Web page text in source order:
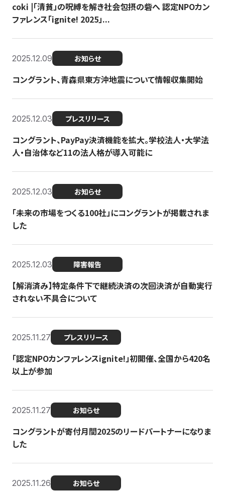
coki |「清貧」の呪縛を解き社会包摂の砦へ 認定NPOカン
ファレンス「ignite! 2025」...
2025.12.09 お知らせ
コングラント、青森県東方沖地震について情報収集開始
2025.12.03 プレスリリース
コングラント、PayPay決済機能を拡大。学校法人・大学法
人・自治体など11の法人格が導入可能に
2025.12.03 お知らせ
「未来の市場をつくる100社」にコングラントが掲載されま
した
2025.12.03 障害報告
【解消済み】特定条件下で継続決済の次回決済が自動実行
されない不具合について
2025.11.27 プレスリリース
「認定NPOカンファレンスignite!」初開催、全国から420名
以上が参加
2025.11.27 お知らせ
コングラントが寄付月間2025のリードパートナーになりま
した
2025.11.26 お知らせ